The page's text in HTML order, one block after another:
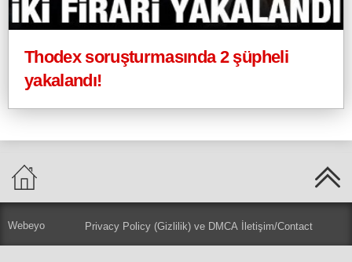
Thodex soruşturmasında 2 şüpheli
yakalandı!
Webeyo Privacy Policy (Gizlilik) ve DMCA İletişim/Contact